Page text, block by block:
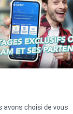
avons choisi de vous